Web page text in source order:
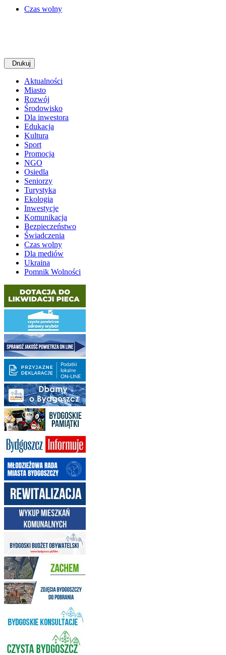
Czas wolny
Drukuj
Aktualności
Miasto
Rozwój
Środowisko
Dla inwestora
Edukacja
Kultura
Sport
Promocja
NGO
Osiedla
Seniorzy
Turystyka
Ekologia
Inwestycje
Komunikacja
Bezpieczeństwo
Świadczenia
Czas wolny
Dla mediów
Ukraina
Pomnik Wolności